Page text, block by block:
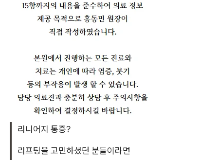
리니어지 통증?
리프팅을 고민하셨던 분들이라면